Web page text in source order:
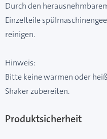
Durch den
Einzelteile
reinigen.
Hinweis:
Bitte keine warmen oder
Shaker zubereiten.
Produktsicherheit